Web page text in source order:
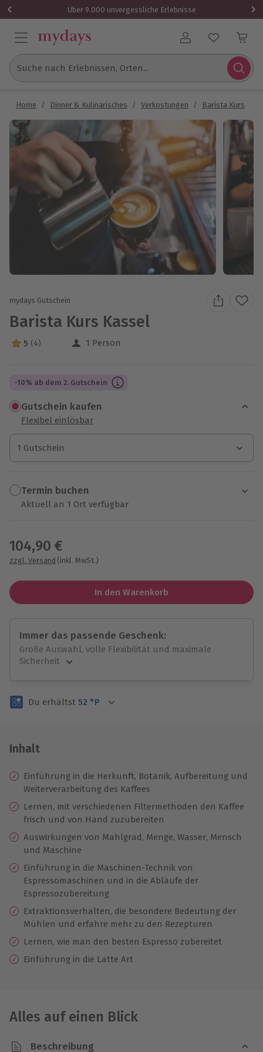
Über 9.000 unvergessliche Erlebnisse
Benutzerkonto
Suche nach Erlebnissen, Orten...
Home / Dinner & Kulinarisches / Verkostungen / Barista Kurs
mydays Gutschein
Barista Kurs Kassel
5 Sterne von 5 aus 4 Bewertungen
5 (4) 1 Person
-10% ab dem 2. Gutschein
Gutschein kaufen
Flexibel einlösbar
1 Gutschein
1 Gutschein
1 Gutschein
Termin buchen
Aktuell an 1 Ort verfügbar
104,90 €
zzgl. Versand (inkl. MwSt.)
In den Warenkorb
Immer das passende Geschenk:
Große Auswahl, volle Flexibilität und maximale
Sicherheit
Volle Flexibilität
3 Jahre gültig & verlängerbar.
Du erhältst 52 °P
Inhalt
Einführung in die Herkunft, Botanik, Aufbereitung und
Weiterverarbeitung des Kaffees
Lernen, mit verschiedenen Filtermethoden den Kaffee
frisch und von Hand zuzubereiten
Auswirkungen von Mahlgrad, Menge, Wasser, Mensch
und Maschine
Einführung in die Maschinen-Technik von
Espressomaschinen und in die Abläufe der
Espressozubereitung
Extraktionsverhalten, die besondere Bedeutung der
Mühlen und erfahre mehr zu den Rezepturen
Lernen, wie man den besten Espresso zubereitet
Einführung in die Latte Art
Alles auf einen Blick
Beschreibung